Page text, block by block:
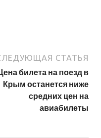
СТАТЬЯ
билета на поезд в
Крым останется ниже
средних цен на
авиабилеты